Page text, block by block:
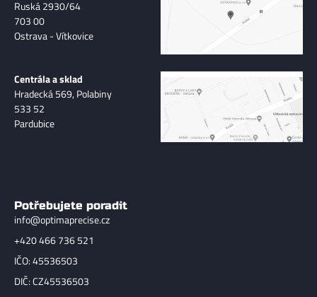
Ruská 2930/64
703 00
Ostrava - Vítkovice
Centrála a sklad
Hradecká 569, Polabiny
533 52
Pardubice
Potřebujete poradit
info@optimaprecise.cz
+420 466 736 521
IČO: 45536503
DIČ: CZ45536503